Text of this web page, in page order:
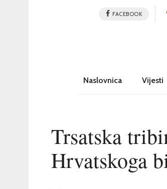
FACEBOOK
Naslovnica Vijesti
Trsatska
Hrvatskoga